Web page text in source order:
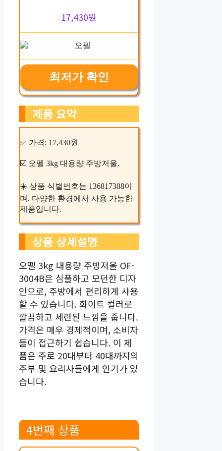
17,430원
최저가 확인
제품 요약
✅ 가격: 17,430원
☑️ 오펠 3kg 대용량 주방저울.
☀️ 상품 식별번호는 136817388이
며, 다양한 환경에서 사용 가능한
제품입니다.
상품 상세설명
오펠 3kg 대용량 주방저울 OF-
3004B은 심플하고 모던한 디자
인으로, 주방에서 편리하게 사용
할 수 있습니다. 화이트 컬러로
깔끔하고 세련된 느낌을 줍니다.
가격은 매우 경제적이며, 소비자
들이 접근하기 쉽습니다. 이 제
품은 주로 20대부터 40대까지의
주부 및 요리사들에게 인기가 있
습니다.
4번째 상품